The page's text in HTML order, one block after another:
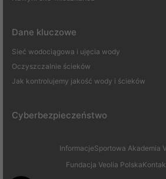
Dane kluczowe
Sieć wodociągowa i ujęcia wody
Oczyszczalnie ścieków
Jak kontrolujemy jakość wody i ścieków
Cyberbezpieczeństwo
InformacjeSportowa Akademia
Fundacja Veolia Polska